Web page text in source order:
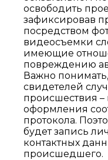
освободить
зафиксировав
посредством
видеосъемки
имеющие
повреждению
Важно
свидетелей
происшествия
оформления
протокола.
будет запись
контактных
происшедшего.